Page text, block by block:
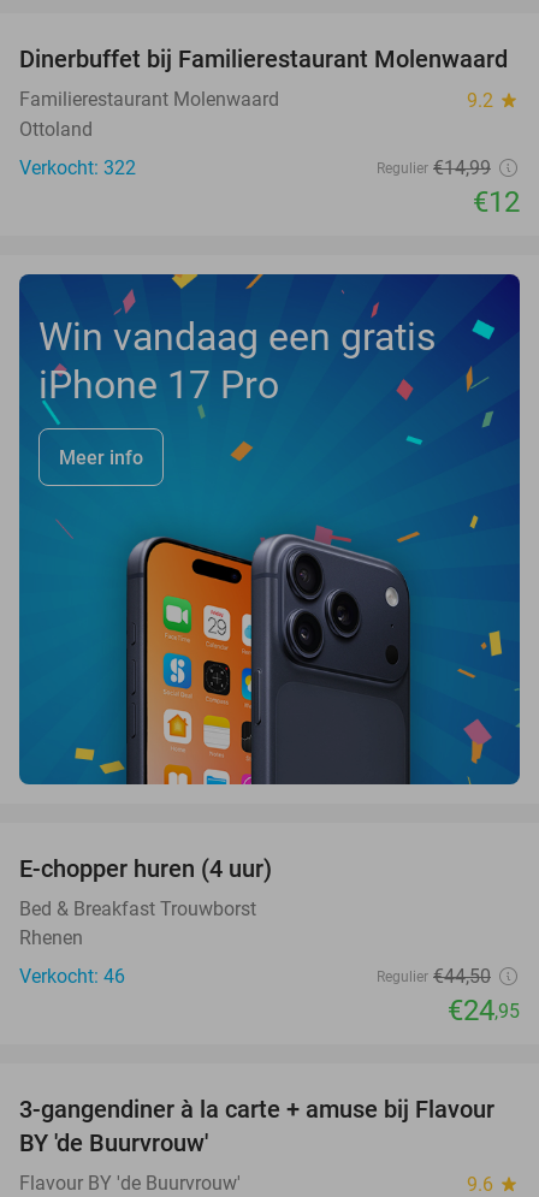
20%
Dinerbuffet bij Familierestaurant Molenwaard
Familierestaurant Molenwaard 9.2 star
Ottoland
Verkocht: 322
Regulier €14,99
€12
Win vandaag een gratis
iPhone 17 Pro
Meer info
E-chopper huren (4 uur)
Bed & Breakfast Trouwborst
Rhenen
Verkocht: 46
Regulier €44,50
€24,95
38%
3-gangendiner à la carte + amuse bij Flavour
BY 'de Buurvrouw'
Flavour BY 'de Buurvrouw' 9.6 star